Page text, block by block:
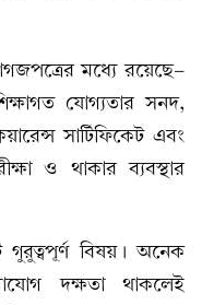
মধ্যে রয়েছে-
যোগ্যতার সনদ,
সার্টিফিকেট এবং
ও থাকার ব্যবস্থার
বিষয়। অনেক
দক্ষতা থাকলেই